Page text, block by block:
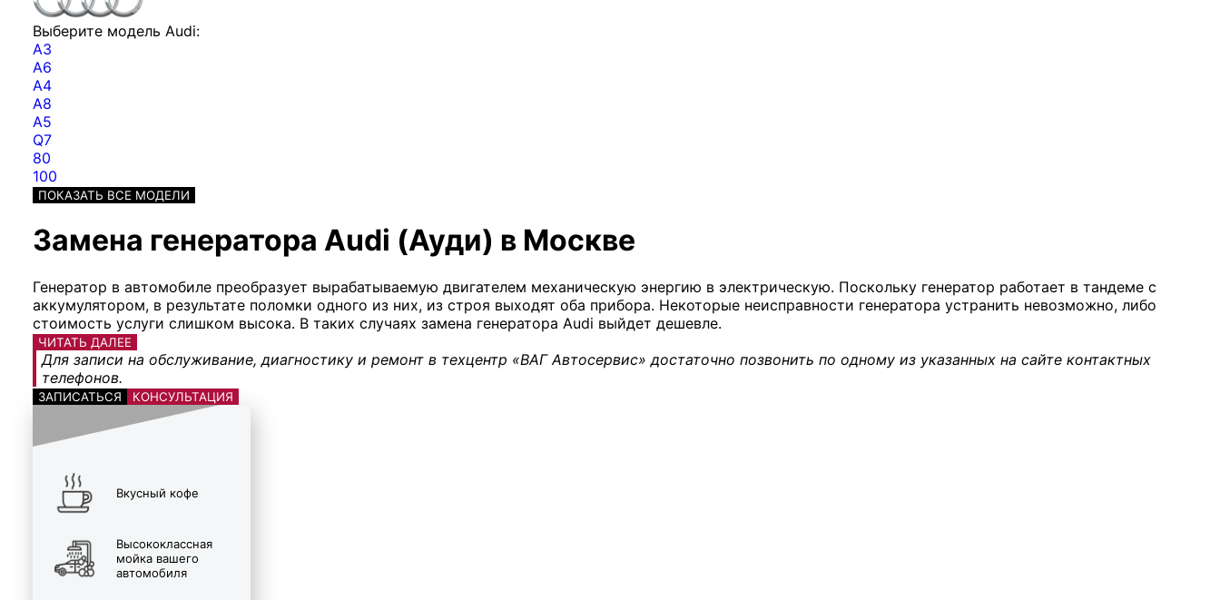
Выберите модель Audi:
A3
A6
A4
A8
A5
Q7
80
100
ПОКАЗАТЬ ВСЕ МОДЕЛИ
Замена генератора Audi (Ауди) в Москве
Генератор в автомобиле преобразует вырабатываемую двигателем механическую энергию в электрическую. Поскольку генератор работает в тандеме с
аккумулятором, в результате поломки одного из них, из строя выходят оба прибора. Некоторые неисправности генератора устранить невозможно, либо
стоимость услуги слишком высока. В таких случаях замена генератора Audi выйдет дешевле.
ЧИТАТЬ ДАЛЕЕ
Для записи на обслуживание, диагностику и ремонт в техцентр «ВАГ Автосервис» достаточно позвонить по одному из указанных на сайте контактных
телефонов.
ЗАПИСАТЬСЯ КОНСУЛЬТАЦИЯ
Вкусный кофе
Высококлассная
мойка вашего
автомобиля